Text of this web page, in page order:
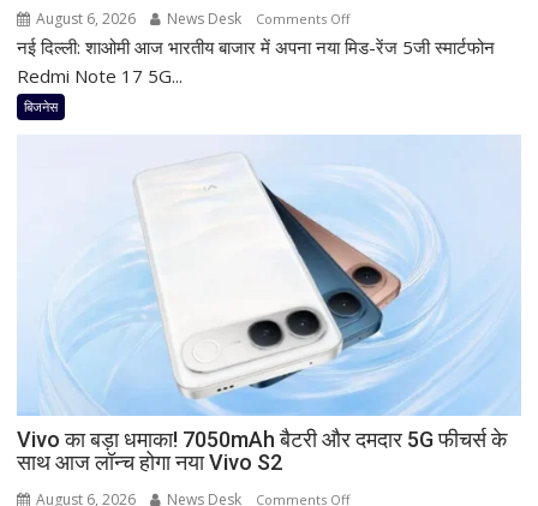
ज्यादा
फायदा,
August 6, 2026 News Desk Comments Offon
Redmi
दस्तक!
8000mAh
बैटरी,
7-
इंच
डिस्प्ले
और
Snapdragon
प्रोसेसर
मचेगी
नई दिल्ली: शाओमी आज भारतीय बाजार में अपना नया मिड-रेंज 5जी स्मार्टफोन
Redmi Note 17 5G...
बिजनेस
Vivo का बड़ा धमाका! 7050mAh बैटरी और दमदार 5G फीचर्स के
साथ आज लॉन्च होगा नया Vivo S2
August 6, 2026 News Desk Comments Offon